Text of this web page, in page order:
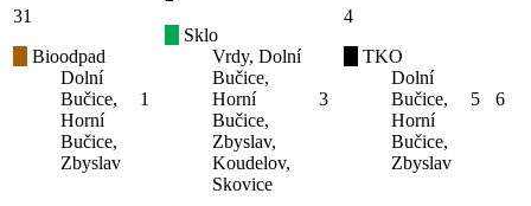
31
Bioodpad
Dolní
Bučice,
Horní
Bučice,
Zbyslav
1
Sklo
Vrdy, Dolní
Bučice,
Horní
Bučice,
Zbyslav,
Koudelov,
Skovice
3
4
TKO
Dolní
Bučice,
Horní
Bučice,
Zbyslav
5 6